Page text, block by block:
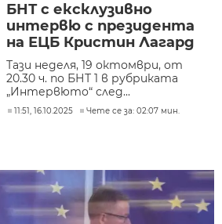
БНТ с ексклузивно
интервю с президента
на ЕЦБ Кристин Лагард
Тази неделя, 19 октомври, от
20.30 ч. по БНТ 1 в рубриката
„Интервюто“ след...
11:51, 16.10.2025 Чете се за: 02:07 мин.